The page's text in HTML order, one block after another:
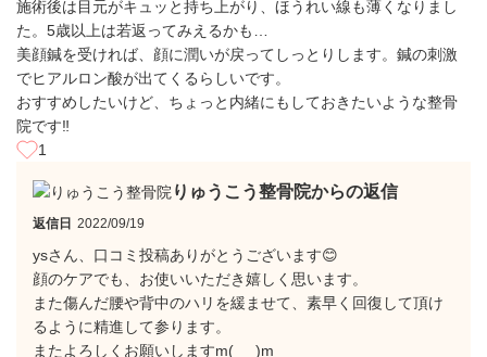
施術後は目元がキュッと持ち上がり、ほうれい線も薄くなりまし
た。5歳以上は若返ってみえるかも…
美顔鍼を受ければ、顔に潤いが戻ってしっとりします。鍼の刺激
でヒアルロン酸が出てくるらしいです。
おすすめしたいけど、ちょっと内緒にもしておきたいような整骨
院です‼︎
1
りゅうこう整骨院からの返信
返信日 2022/09/19
ysさん、口コミ投稿ありがとうございます😊
顔のケアでも、お使いいただき嬉しく思います。
また傷んだ腰や背中のハリを緩ませて、素早く回復して頂け
るように精進して参ります。
またよろしくお願いしますm(_ _)m